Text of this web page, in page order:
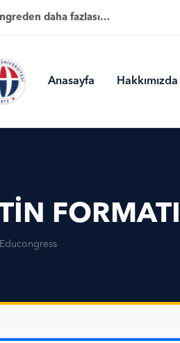
daha fazlası…
Anasayfa Hakkımızda
FORMATI
Educongress